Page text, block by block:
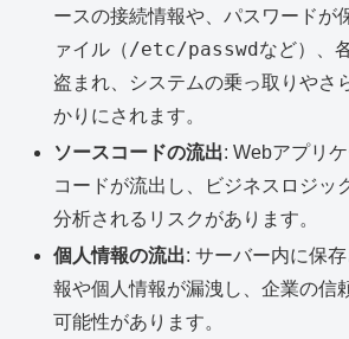
ースの接続情報や、パスワードが
ァイル（/etc/passwdなど）、
盗まれ、システムの乗っ取りやさ
かりにされます。
ソースコードの流出: Webアプリ
コードが流出し、ビジネスロジッ
分析されるリスクがあります。
個人情報の流出: サーバー内に保
報や個人情報が漏洩し、企業の信
可能性があります。